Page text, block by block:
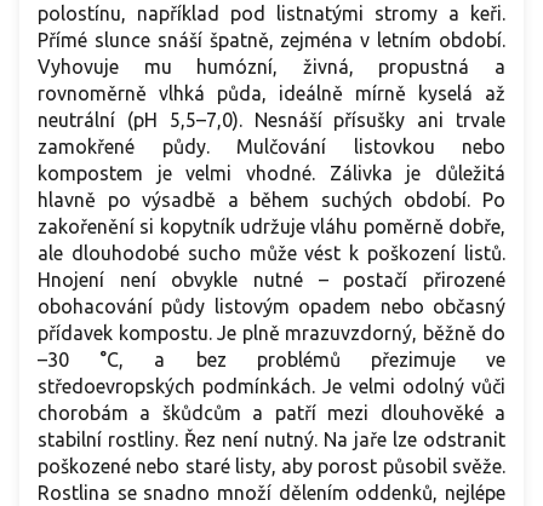
polostínu, například pod listnatými stromy a keři.
Přímé slunce snáší špatně, zejména v letním období.
Vyhovuje mu humózní, živná, propustná a
rovnoměrně vlhká půda, ideálně mírně kyselá až
neutrální (pH 5,5–7,0). Nesnáší přísušky ani trvale
zamokřené půdy. Mulčování listovkou nebo
kompostem je velmi vhodné. Zálivka je důležitá
hlavně po výsadbě a během suchých období. Po
zakořenění si kopytník udržuje vláhu poměrně dobře,
ale dlouhodobé sucho může vést k poškození listů.
Hnojení není obvykle nutné – postačí přirozené
obohacování půdy listovým opadem nebo občasný
přídavek kompostu. Je plně mrazuvzdorný, běžně do
–30 °C, a bez problémů přezimuje ve
středoevropských podmínkách. Je velmi odolný vůči
chorobám a škůdcům a patří mezi dlouhověké a
stabilní rostliny. Řez není nutný. Na jaře lze odstranit
poškozené nebo staré listy, aby porost působil svěže.
Rostlina se snadno množí dělením oddenků, nejlépe